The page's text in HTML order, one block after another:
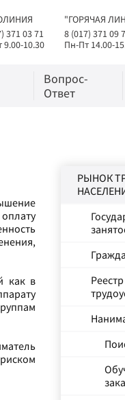
371 03 71
9.00-10.30
"ГОРЯЧАЯ
8 (017) 371 09
Пн-Пт 14.00-
Вопрос-
Ответ
как в
РЫНОК